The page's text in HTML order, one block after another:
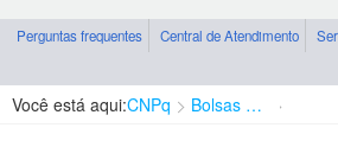
Perguntas frequentes Central de Atendimento
Você está aqui:CNPq Bolsas e Auxílios Vigentes